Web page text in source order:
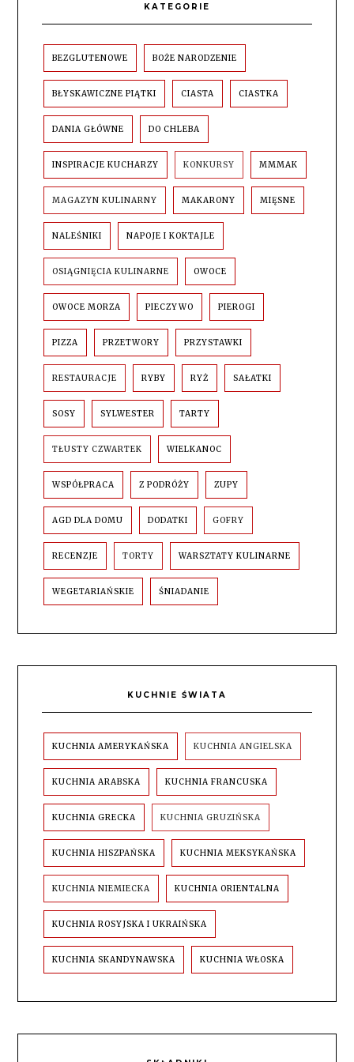
KATEGORIE
BEZGLUTENOWE BOŻE NARODZENIE
BŁYSKAWICZNE PIĄTKI CIASTA CIASTKA
DANIA GŁÓWNE DO CHLEBA
INSPIRACJE KUCHARZY KONKURSY MMMAK
MAGAZYN KULINARNY MAKARONY MIĘSNE
NALEŚNIKI NAPOJE I KOKTAJLE
OSIĄGNIĘCIA KULINARNE OWOCE
OWOCE MORZA PIECZYWO PIEROGI
PIZZA PRZETWORY PRZYSTAWKI
RESTAURACJE RYBY RYŻ SAŁATKI
SOSY SYLWESTER TARTY
TŁUSTY CZWARTEK WIELKANOC
WSPÓŁPRACA Z PODRÓŻY ZUPY
AGD DLA DOMU DODATKI GOFRY
RECENZJE TORTY WARSZTATY KULINARNE
WEGETARIAŃSKIE ŚNIADANIE
KUCHNIE ŚWIATA
KUCHNIA AMERYKAŃSKA KUCHNIA ANGIELSKA
KUCHNIA ARABSKA KUCHNIA FRANCUSKA
KUCHNIA GRECKA KUCHNIA GRUZIŃSKA
KUCHNIA HISZPAŃSKA KUCHNIA MEKSYKAŃSKA
KUCHNIA NIEMIECKA KUCHNIA ORIENTALNA
KUCHNIA ROSYJSKA I UKRAIŃSKA
KUCHNIA SKANDYNAWSKA KUCHNIA WŁOSKA